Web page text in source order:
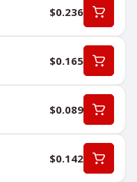
$0.236
$0.165
$0.089
$0.142